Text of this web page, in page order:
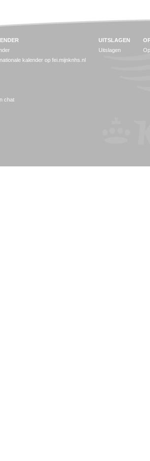
kalender op fei.mijnknhs.nl
UITSLAGEN
Uitslagen
chat